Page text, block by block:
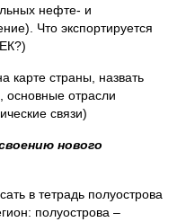
нефте- и
Что экспортируется
карте страны, назвать
основные отрасли
связи)
нового
в тетрадь полуострова
полуострова –